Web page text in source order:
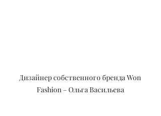
Дизайнер собственного бренда Won
Fashion – Ольга Васильева